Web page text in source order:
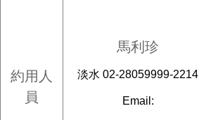
約用人
員
馬利珍
淡水 02-28059999-2214
Email: